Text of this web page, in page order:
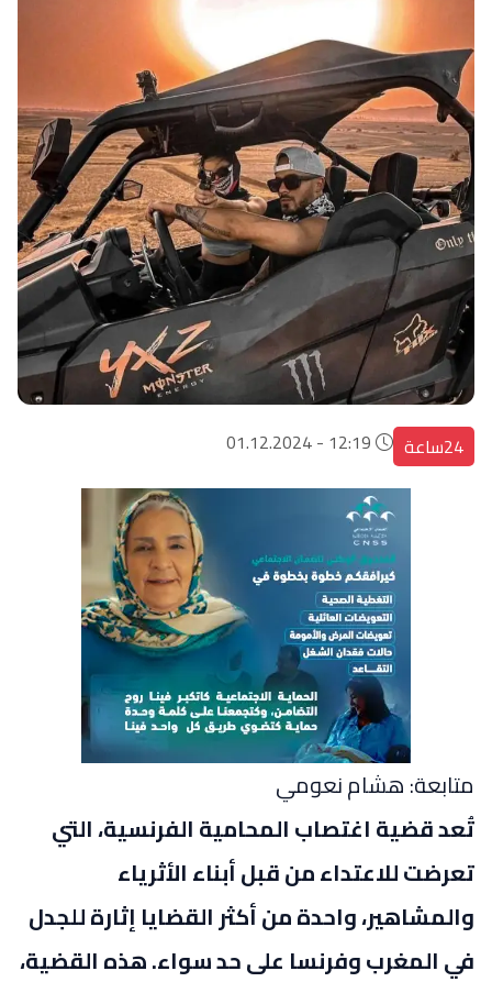
24ساعة
متابعة: هشام نعومي
تُعد قضية اغتصاب المحامية الفرنسية، التي
تعرضت للاعتداء من قبل أبناء الأثرياء
والمشاهير، واحدة من أكثر القضايا إثارة للجدل
في المغرب وفرنسا على حد سواء. هذه القضية،